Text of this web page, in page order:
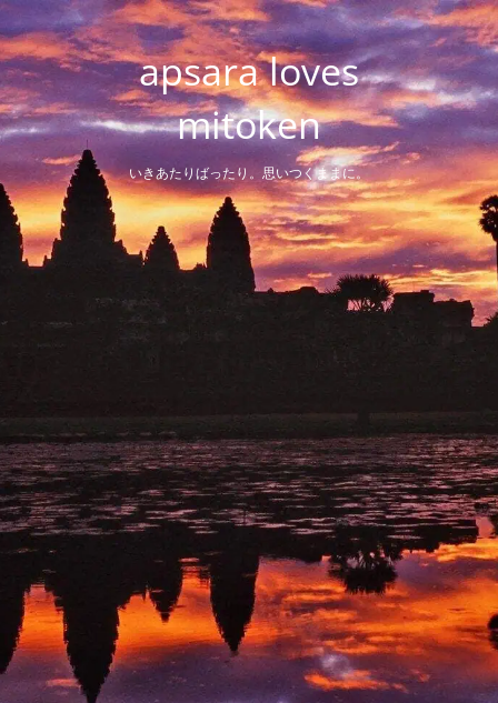
Skip
to
content
apsara loves
mitoken
いきあたりばったり。思いつくままに。